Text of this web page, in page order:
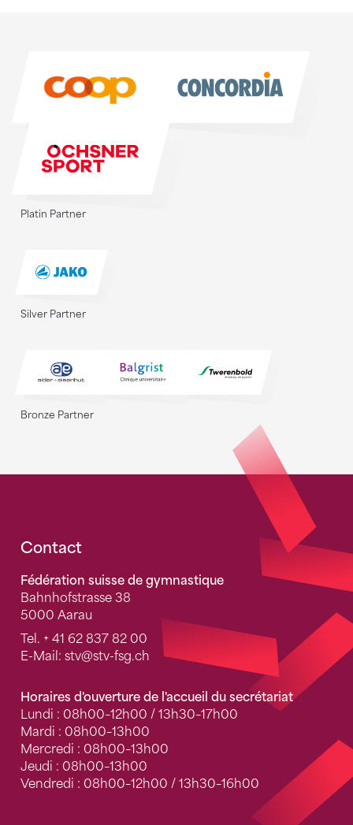
Platin Partner
Silver Partner
Bronze Partner
Fusszeile
Contact
Fédération suisse de gymnastique
Bahnhofstrasse 38
5000 Aarau
Tel. + 41 62 837 82 00
E-Mail: stv@stv-fsg.ch
Horaires d'ouverture de l'accueil du secrétariat
Lundi : 08h00–12h00 / 13h30–17h00
Mardi : 08h00–13h00
Mercredi : 08h00–13h00
Jeudi : 08h00–13h00
Vendredi : 08h00–12h00 / 13h30–16h00